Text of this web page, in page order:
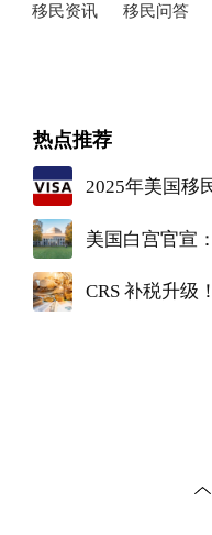
移民资讯 移民问答
热点推荐
2025年美国移
美国白宫官宣
CRS 补税升级